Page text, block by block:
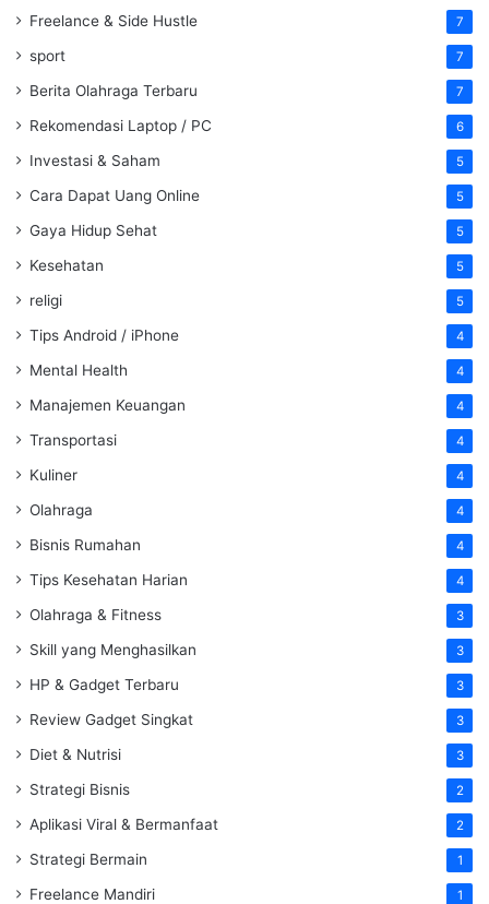
Freelance & Side Hustle 7
sport 7
Berita Olahraga Terbaru 7
Rekomendasi Laptop / PC 6
Investasi & Saham 5
Cara Dapat Uang Online 5
Gaya Hidup Sehat 5
Kesehatan 5
religi 5
Tips Android / iPhone 4
Mental Health 4
Manajemen Keuangan 4
Transportasi 4
Kuliner 4
Olahraga 4
Bisnis Rumahan 4
Tips Kesehatan Harian 4
Olahraga & Fitness 3
Skill yang Menghasilkan 3
HP & Gadget Terbaru 3
Review Gadget Singkat 3
Diet & Nutrisi 3
Strategi Bisnis 2
Aplikasi Viral & Bermanfaat 2
Strategi Bermain 1
Freelance Mandiri 1